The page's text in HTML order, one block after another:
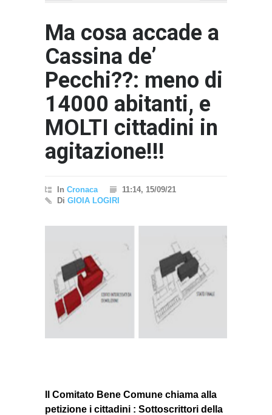
Ma cosa accade a
Cassina de’
Pecchi??: meno di
14000 abitanti, e
MOLTI cittadini in
agitazione!!!
In Cronaca
11:14, 15/09/21
Di GIOIA LOGIRI
Il Comitato Bene Comune chiama alla
petizione i cittadini : Sottoscrittori della